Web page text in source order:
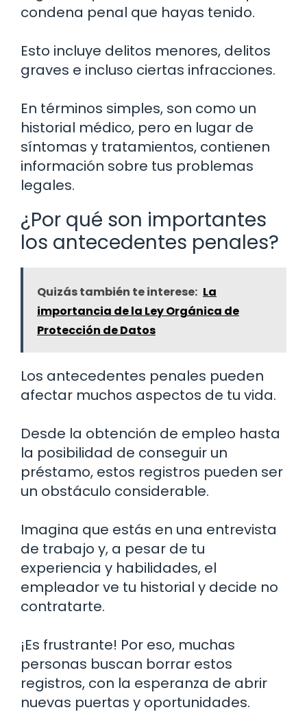
condena penal que hayas tenido.
Esto incluye delitos menores, delitos
graves e incluso ciertas infracciones.
En términos simples, son como un
historial médico, pero en lugar de
síntomas y tratamientos, contienen
información sobre tus problemas
legales.
¿Por qué son importantes
los antecedentes penales?
Quizás también te interese: La
importancia de la Ley Orgánica de
Protección de Datos
Los antecedentes penales pueden
afectar muchos aspectos de tu vida.
Desde la obtención de empleo hasta
la posibilidad de conseguir un
préstamo, estos registros pueden ser
un obstáculo considerable.
Imagina que estás en una entrevista
de trabajo y, a pesar de tu
experiencia y habilidades, el
empleador ve tu historial y decide no
contratarte.
¡Es frustrante! Por eso, muchas
personas buscan borrar estos
registros, con la esperanza de abrir
nuevas puertas y oportunidades.